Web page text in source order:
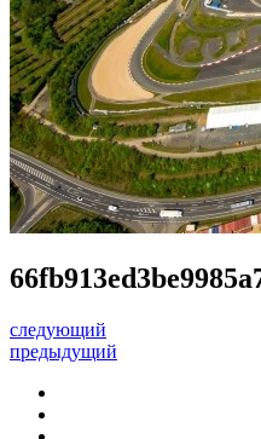
следующий
предыдущий